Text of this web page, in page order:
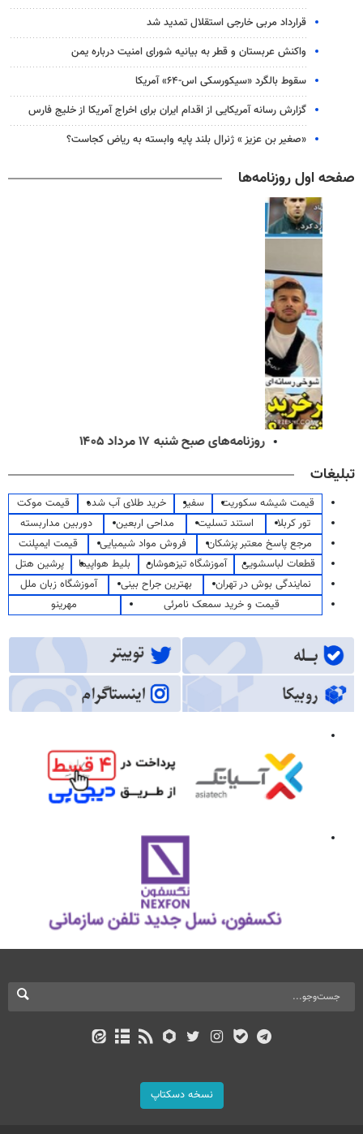
قرارداد مربی خارجی استقلال تمدید شد
واکنش عربستان و قطر به بیانیه شورای امنیت درباره یمن
سقوط بالگرد «سیکورسکی اس-۶۴» آمریکا
گزارش رسانه آمریکایی از اقدام ایران برای اخراج آمریکا از خلیج فارس
«صغیر بن عزیز » ژنرال بلند پایه وابسته به ریاض کجاست؟
صفحه اول روزنامه‌ها
روزنامه‌های صبح شنبه ۱۷ مرداد ۱۴۰۵
تبلیغات
قیمت شیشه سکوریت سفیر خرید طلای آب شده
قیمت موکت
تور کربلا
استند تسلیت مداحی اربعین
دوربین مداربسته
مرجع پاسخ معتبر پزشکان
فروش مواد شیمیایی
قیمت ایمپلنت
قطعات لباسشویی
آموزشگاه تیزهوشان بلیط هواپیما
پرشین هتل
نمایندگی بوش در تهران
بهترین جراح بینی
آموزشگاه زبان ملل
قیمت و خرید سمعک نامرئی
مهرینو
نسخه دسکتاپ